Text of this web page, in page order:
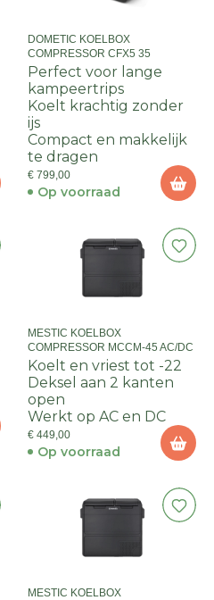
DOMETIC KOELBOX
COMPRESSOR CFX5 35
Perfect voor lange
kampeertrips
Koelt krachtig zonder
ijs
Compact en makkelijk
te dragen
€ 799,00
Op voorraad
MESTIC KOELBOX
COMPRESSOR MCCM-45 AC/DC
Koelt en vriest tot -22
Deksel aan 2 kanten
open
Werkt op AC en DC
€ 449,00
Op voorraad
MESTIC KOELBOX